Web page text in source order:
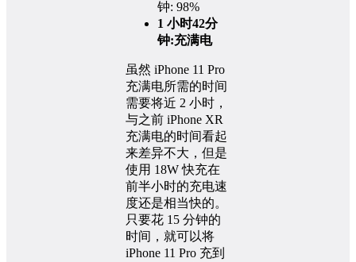
钟: 98%
1 小时42分
钟:充满电
虽然 iPhone 11 Pro
充满电所需的时间
需要将近 2 小时，
与之前 iPhone XR
充满电的时间看起
来差异不大，但是
使用 18W 快充在
前半小时的充电速
度还是相当快的。
只要花 15 分钟的
时间，就可以将
iPhone 11 Pro 充到